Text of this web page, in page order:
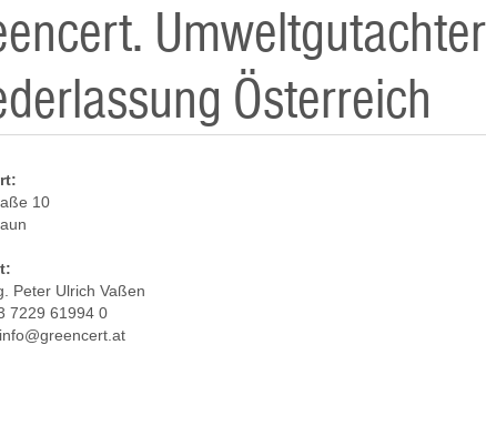
Österreich
10
Peter Ulrich Vaßen
7229 61994 0